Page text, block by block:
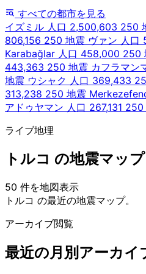
すべての都市を見る
イズミル 人口 2,500,603 250
806,156 250 地震 ヴァン 人口
Karabağlar 人口 458,000 250
443,363 250 地震 カフラマン
地震 ウシャク 人口 369,433
313,238 250 地震
アドゥヤマン 人口 267,131 250
ライブ地理
トルコ の地震マップ
50 件を地図表示
−
トルコ の最近の地震マップ。
アーカイブ閲覧
最近の月別アーカイ